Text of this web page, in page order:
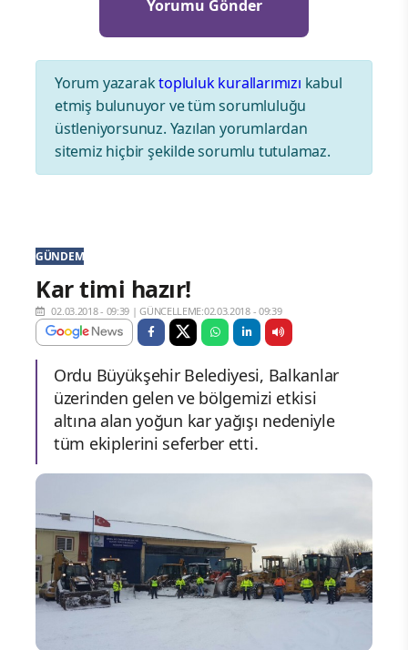
Yorum yazaraktopluluk kurallarımızı kabul
etmiş bulunuyor ve tüm sorumluluğu
üstleniyorsunuz. Yazılan yorumlardan
sitemiz hiçbir şekilde sorumlu tutulamaz.
GÜNDEM
Kar timi hazır!
02.03.2018 - 09:39 |GÜNCELLEME:02.03.2018 - 09:39
Ordu Büyükşehir Belediyesi, Balkanlar
üzerinden gelen ve bölgemizi etkisi
altına alan yoğun kar yağışı nedeniyle
tüm ekiplerini seferber etti.